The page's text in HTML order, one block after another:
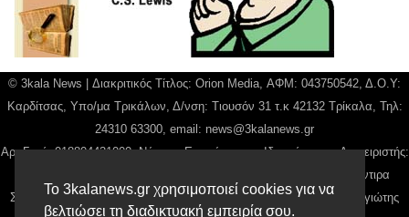
Το 3kalanews.gr χρησιμοποιεί cookies για να
βελτιώσει τη διαδικτυακή εμπειρία σου.
© 3kala News | Διακριτικός Τίτλος: Orion Media, ΑΦΜ: 043750542, Δ.Ο.Υ:
Καρδίτσας, Υπο/μα Τρικάλων, Δ/νση: Τιουσόν 31 τ.κ 42132 Τρίκαλα, Τηλ:
24310 63300, email: news@3kalanews.gr
Αρ. Γεμή: 018804431000, Νόμιμος Εκπρόσωπος, Ιδιοκτήτης και Διαχειριστής:
Παναγιώτης Φιλίππου, Διευθύντρια: Γιαννουσά Βασιλική, Διευθύντιρα
Σύνταξης: Μπαλαμπάνη Βασιλική. Δικαιούχος domain name Παναγιώτης